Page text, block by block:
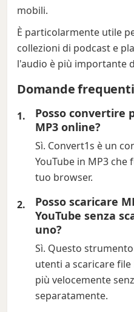
mobili.
È particolarmente utile
collezioni di podcast e
l'audio è più importante
Domande frequenti
Posso convertire
MP3 online?
Sì. Convert1s è un
YouTube in MP3
tuo browser.
Posso scaricare
YouTube senza
uno?
Sì. Questo
utenti a scaricare file
più velocemente
separatamente.